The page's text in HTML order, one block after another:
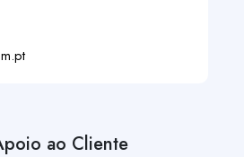
ao Cliente